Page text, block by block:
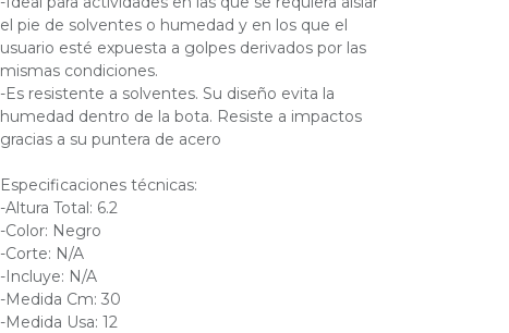
el pie de solventes o humedad y en los que el
usuario esté expuesta a golpes derivados por las
mismas condiciones.
-Es resistente a solventes. Su diseño evita la
humedad dentro de la bota. Resiste a impactos
gracias a su puntera de acero
Especificaciones técnicas:
-Altura Total: 6.2
-Color: Negro
-Corte: N/A
-Incluye: N/A
-Medida Cm: 30
-Medida Usa: 12